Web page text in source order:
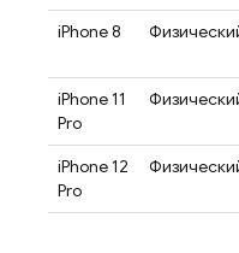
iPhone 8
iPhone 11
Pro
iPhone 12
Pro